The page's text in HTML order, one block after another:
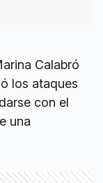
Calabró
los ataques
con el
una